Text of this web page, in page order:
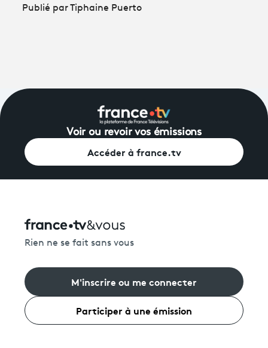
Publié par Tiphaine Puerto
Voir ou revoir vos émissions
Accéder à france.tv
Rien ne se fait sans vous
M'inscrire ou me connecter
Participer à une émission